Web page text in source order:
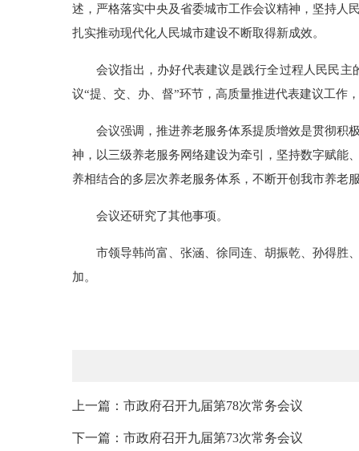
述，严格落实中央及省委城市工作会议精神，坚持人
扎实推动现代化人民城市建设不断取得新成效。
会议指出，办好代表建议是践行全过程人民民
议“提、交、办、督”环节，高质量推进代表建议工作
会议强调，推进养老服务体系提质增效是贯彻积
神，以三级养老服务网络建设为牵引，坚持数字赋能
养相结合的多层次养老服务体系，不断开创我市养老
会议还研究了其他事项。
市领导韩尚富、张涵、徐同连、胡振乾、孙得胜
加。
上一篇：市政府召开九届第78次常务会议
下一篇：市政府召开九届第73次常务会议